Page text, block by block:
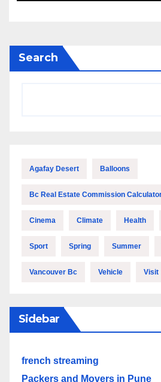
Search
Agafay Desert Balloons
Bc Real Estate Commission
Cinema Climate Health
Sport Spring Summer
Vancouver Bc Vehicle Visit
Sidebar
french streaming
Packers and Movers in Pune